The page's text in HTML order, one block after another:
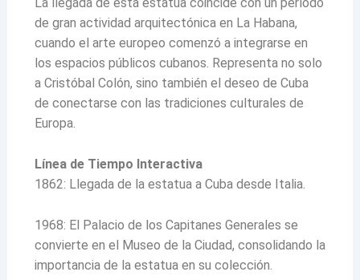
La llegada de esta estatua coincide con un período
de gran actividad arquitectónica en La Habana,
cuando el arte europeo comenzó a integrarse en
los espacios públicos cubanos. Representa no solo
a Cristóbal Colón, sino también el deseo de Cuba
de conectarse con las tradiciones culturales de
Europa.
Línea de Tiempo Interactiva
1862: Llegada de la estatua a Cuba desde Italia.
1968: El Palacio de los Capitanes Generales se
convierte en el Museo de la Ciudad, consolidando la
importancia de la estatua en su colección.